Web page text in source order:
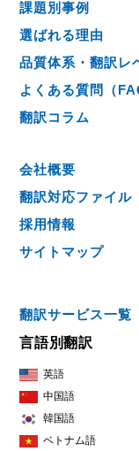
翻訳サービス一覧
言語別翻訳
英語
中国語
韓国語
ベトナム語
課題別事例
選ばれる理由
品質体系・翻訳レ
よくある質問（
翻訳コラム
会社概要
翻訳対応ファイル
採用情報
サイトマップ